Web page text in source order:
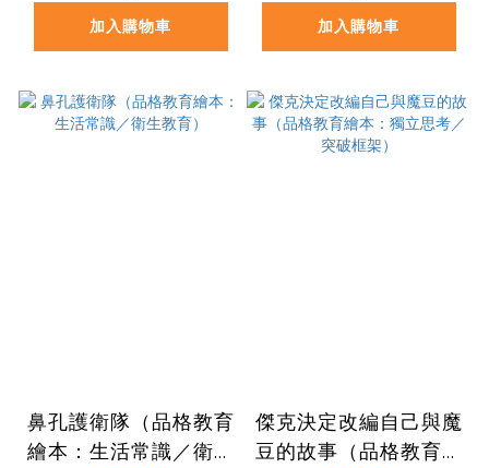
加入購物車 加入購物車
鼻孔護衛隊（品格教育
繪本：生活常識／衛生
傑克決定改編自己與魔
豆的故事（品格教育繪